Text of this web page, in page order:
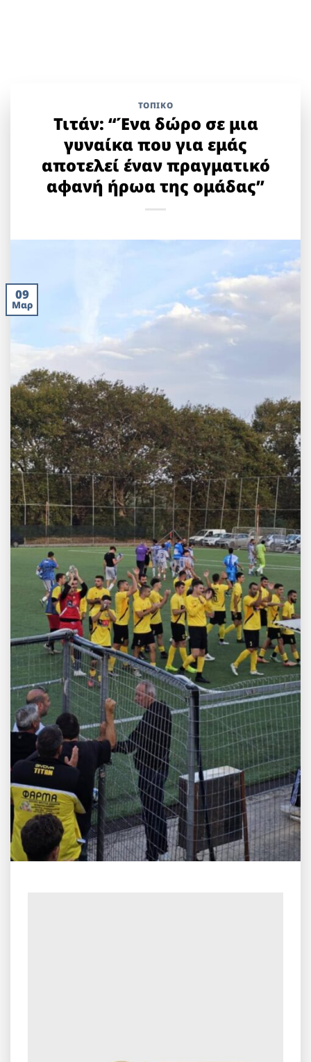
ΤΟΠΙΚΌ
Τιτάν: “Ένα δώρο σε μια
γυναίκα που για εμάς
αποτελεί έναν πραγματικό
αφανή ήρωα της ομάδας”
09
Μαρ